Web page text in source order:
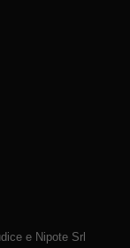
e Nipote Srl